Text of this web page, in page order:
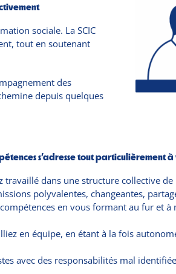
sociale. La SCIC
tout en soutenant
des
depuis quelques
s’adresse tout particulièrement à
travaillé dans une structure collective de
polyvalentes, changeantes,
en vous formant au fur et
en équipe, en étant à la fois
avec des responsabilités mal